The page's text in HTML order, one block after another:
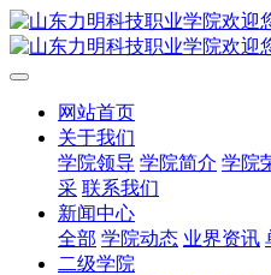
网站首页
关于我们
学院领导 学院简介 学院
采 联系我们
新闻中心
全部 学院动态 业界资讯
二级学院